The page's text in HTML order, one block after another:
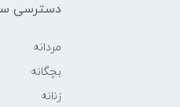
دسترسی
مردانه
بچگانه
زنانه